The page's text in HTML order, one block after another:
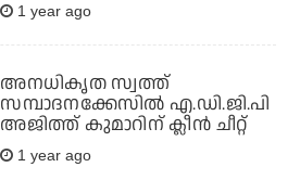
1 year ago
അനധികൃത സ്വത്ത്
സമ്പാദനക്കേസില്‍ എ.ഡി.ജി.പി
അജിത്ത് കുമാറിന് ക്ലീന്‍ ചീറ്റ്
1 year ago